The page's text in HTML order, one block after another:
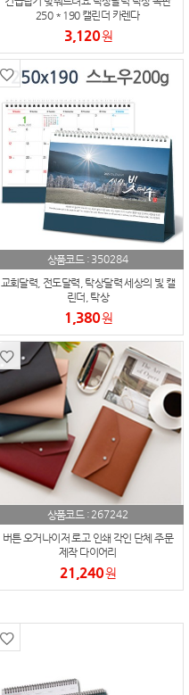
250 * 190 캘린더 카렌다
3,120원
상품코드 : 350284
교회달력, 전도달력, 탁상달력 세상의 빛 캘
린더, 탁상
1,380원
상품코드 :267242
버튼 오거나이저 로고 인쇄 각인 단체 주문
제작 다이어리
21,240원